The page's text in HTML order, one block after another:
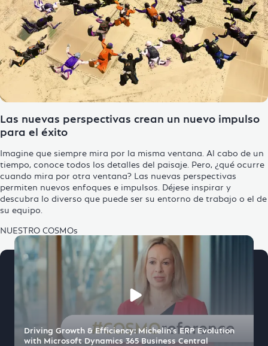
Las nuevas perspectivas crean un nuevo impulso
para el éxito
Imagine que siempre mira por la misma ventana. Al cabo de un
tiempo, conoce todos los detalles del paisaje. Pero, ¿qué ocurre
cuando mira por otra ventana? Las nuevas perspectivas
permiten nuevos enfoques e impulsos. Déjese inspirar y
descubra lo diverso que puede ser su entorno de trabajo o el de
su equipo.
NUESTRO COSMOs
Driving Growth & Efficiency: Michelin's ERP Evolution
with Microsoft Dynamics 365 Business Central